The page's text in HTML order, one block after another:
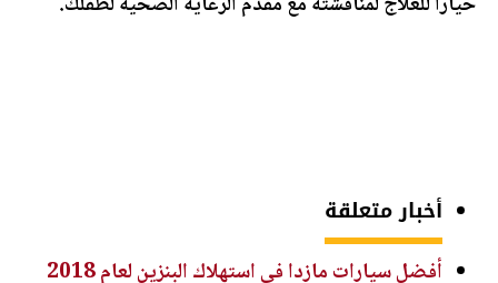
أخبار متعلقة
أفضل سيارات مازدا في استهلاك البنزين لعام 2018